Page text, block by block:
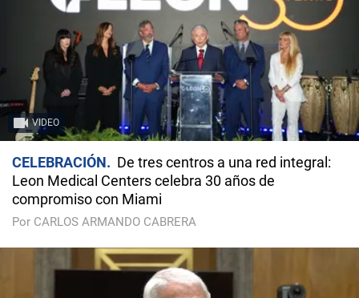
VIDEO
CELEBRACIÓN
De tres centros a una red integral:
Leon Medical Centers celebra 30 años de
compromiso con Miami
Por CARLOS ARMANDO CABRERA